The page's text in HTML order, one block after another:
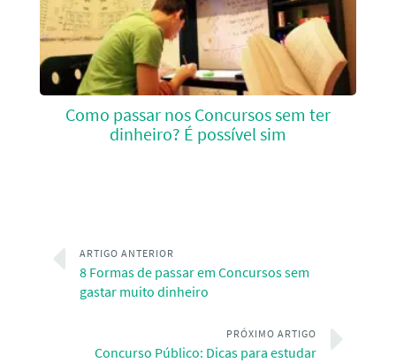
Como passar nos Concursos sem ter
dinheiro? É possível sim
ARTIGO ANTERIOR
8 Formas de passar em Concursos sem
gastar muito dinheiro
PRÓXIMO ARTIGO
Concurso Público: Dicas para estudar